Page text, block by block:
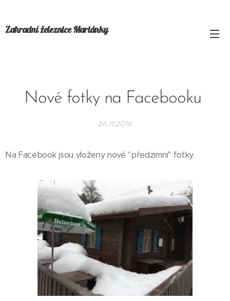
Zahradní železnice Mariánky
Nové fotky na Facebooku
26.11.2016
Na Facebook jsou vloženy nové "předzimní" fotky.